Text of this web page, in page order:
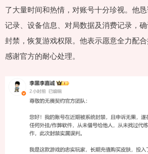
了大量时间和热情，对账号十分珍视。他
记录、设备信息、对局数据及消费记录，
封禁，恢复游戏权限。他表示愿意全力配
感谢官方的耐心处理。